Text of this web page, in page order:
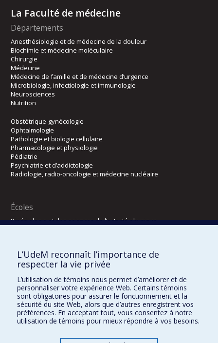
La Faculté de médecine
Départements
Anesthésiologie et de médecine de la douleur
Biochimie et médecine moléculaire
Chirurgie
Médecine
Médecine de famille et de médecine d’urgence
Microbiologie, infectiologie et immunologie
Neurosciences
Nutrition
Obstétrique-gynécologie
Ophtalmologie
Pathologie et biologie cellulaire
Pharmacologie et physiologie
Pédiatrie
Psychiatrie et d’addictologie
Radiologie, radio-oncologie et médecine nucléaire
Écoles
Kinésiologie et des sciences de l’activité physique
Directions
DPC
CPASS
Éthique clinique
L’UdeM reconnaît l’importance de
respecter la vie privée
L’utilisation de témoins nous permet d’améliorer et de
personnaliser votre expérience Web. Certains témoins
sont obligatoires pour assurer le fonctionnement et la
sécurité du site Web, alors que d’autres enregistrent vos
préférences. En acceptant tout, vous consentez à notre
utilisation de témoins pour mieux répondre à vos besoins.